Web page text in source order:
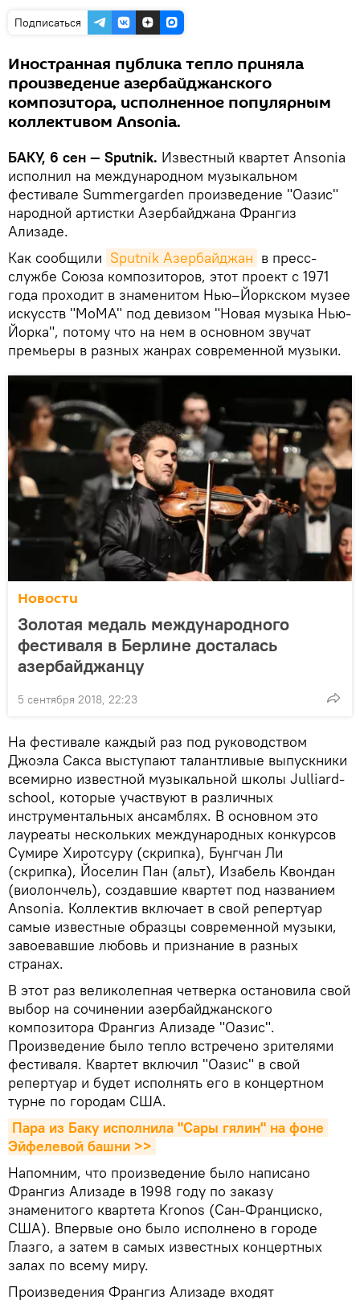
Подписаться
Иностранная публика тепло приняла
произведение азербайджанского
композитора, исполненное популярным
коллективом Ansonia.
БАКУ, 6 сен — Sputnik. Известный квартет Ansonia
исполнил на международном музыкальном
фестивале Summergarden произведение "Оазис"
народной артистки Азербайджана Франгиз
Ализаде.
Как сообщили Sputnik Азербайджан в пресс-
службе Союза композиторов, этот проект с 1971
года проходит в знаменитом Нью–Йоркском музее
искусств "МоМА" под девизом "Новая музыка Нью-
Йорка", потому что на нем в основном звучат
премьеры в разных жанрах современной музыки.
Новости
Золотая медаль международного
фестиваля в Берлине досталась
азербайджанцу
5 сентября 2018, 22:23
На фестивале каждый раз под руководством
Джоэла Сакса выступают талантливые выпускники
всемирно известной музыкальной школы Julliard-
school, которые участвуют в различных
инструментальных ансамблях. В основном это
лауреаты нескольких международных конкурсов
Сумире Хиротсуру (скрипка), Бунгчан Ли
(скрипка), Йоселин Пан (альт), Изабель Квондан
(виолончель), создавшие квартет под названием
Ansonia. Коллектив включает в свой репертуар
самые известные образцы современной музыки,
завоевавшие любовь и признание в разных
странах.
В этот раз великолепная четверка остановила свой
выбор на сочинении азербайджанского
композитора Франгиз Ализаде "Оазис".
Произведение было тепло встречено зрителями
фестиваля. Квартет включил "Оазис" в свой
репертуар и будет исполнять его в концертном
турне по городам США.
Пара из Баку исполнила "Сары гялин" на фоне
Эйфелевой башни >>
Напомним, что произведение было написано
Франгиз Ализаде в 1998 году по заказу
знаменитого квартета Kronos (Сан-Франциско,
США). Впервые оно было исполнено в городе
Глазго, а затем в самых известных концертных
залах по всему миру.
Произведения Франгиз Ализаде входят